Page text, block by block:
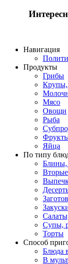
Навигация
Продукты
Грибы
Крупы,
Мясо
Овощи
Рыба
Яйца
По типу
Блины,
Супы,
Торты
Способ
Блюда
В